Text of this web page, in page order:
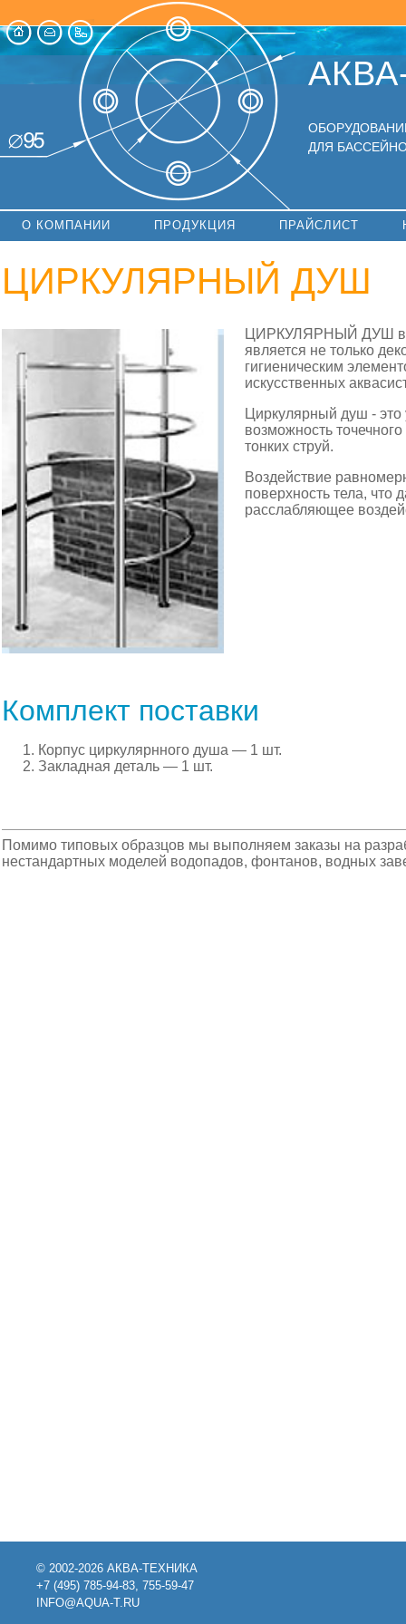
ДЛЯ
О КОМПАНИИ ПРОДУКЦИЯ ПРАЙСЛИСТ
ЦИРКУЛЯРНЫЙ ДУШ
ЦИРКУЛЯРНЫЙ ДУШ
является не только
гигиеническим
искусственных
Циркулярный душ -
возможность
тонких струй.
Воздействие
поверхность тела, что
расслабляющее
Комплект поставки
Корпус циркулярнного душа — 1 шт.
Закладная деталь — 1 шт.
Помимо типовых образцов мы выполняем заказы на
нестандартных моделей водопадов, фонтанов, водных
© 2002-2026 АКВА-ТЕХНИКА
+7 (495) 785-94-83, 755-59-47
INFO@AQUA-T.RU